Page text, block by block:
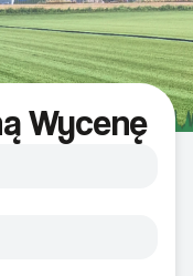
Wycenę